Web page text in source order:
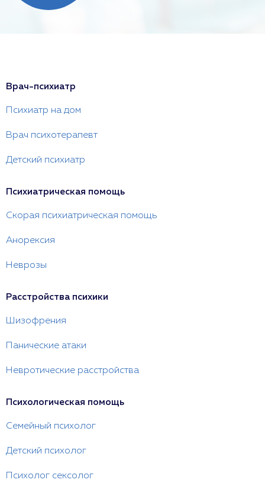
Врач-психиатр
Психиатр на дом
Врач психотерапевт
Детский психиатр
Психиатрическая помощь
Скорая психиатрическая помощь
Анорексия
Неврозы
Расстройства психики
Шизофрения
Панические атаки
Невротические расстройства
Психологическая помощь
Семейный психолог
Детский психолог
Психолог сексолог